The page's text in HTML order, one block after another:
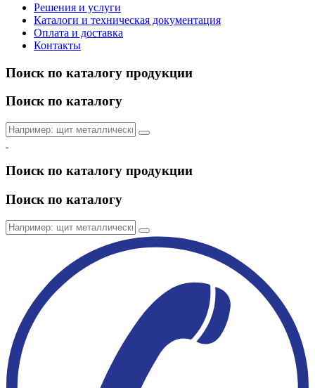
Решения и услуги
Каталоги и техническая документация
Оплата и доставка
Контакты
Поиск по каталогу продукции
Поиск по каталогу
Поиск по каталогу продукции
Поиск по каталогу